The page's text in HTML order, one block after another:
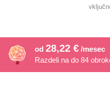
od 28,22 € /mesec
Razdeli na do 84